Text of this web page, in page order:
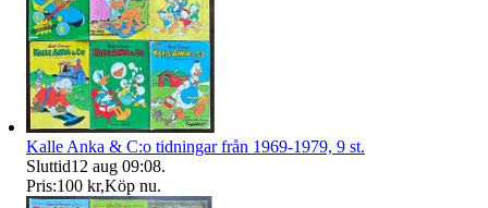
Kalle Anka & C:o tidningar från 1969-1979, 9 st.
Sluttid12 aug 09:08.
Pris:100 kr,Köp nu.